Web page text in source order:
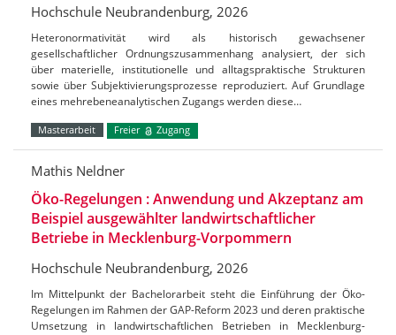
Hochschule Neubrandenburg, 2026
Heteronormativität wird als historisch gewachsener
gesellschaftlicher Ordnungszusammenhang analysiert, der sich
über materielle, institutionelle und alltagspraktische Strukturen
sowie über Subjektivierungsprozesse reproduziert. Auf Grundlage
eines mehrebeneanalytischen Zugangs werden diese…
Masterarbeit Freier Zugang
Mathis Neldner
Öko-Regelungen : Anwendung und Akzeptanz am
Beispiel ausgewählter landwirtschaftlicher
Betriebe in Mecklenburg-Vorpommern
Hochschule Neubrandenburg, 2026
Im Mittelpunkt der Bachelorarbeit steht die Einführung der Öko-
Regelungen im Rahmen der GAP-Reform 2023 und deren praktische
Umsetzung in landwirtschaftlichen Betrieben in Mecklenburg-